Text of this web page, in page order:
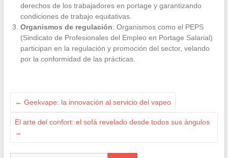
derechos de los trabajadores en portage y garantizando
condiciones de trabajo equitativas.
Organismos de regulación: Organismos como el PEPS
(Sindicato de Profesionales del Empleo en Portage Salarial)
participan en la regulación y promoción del sector, velando
por la conformidad de las prácticas.
← Geekvape: la innovación al servicio del vapeo
El arte del confort: el sofá revelado desde todos sus ángulos
→